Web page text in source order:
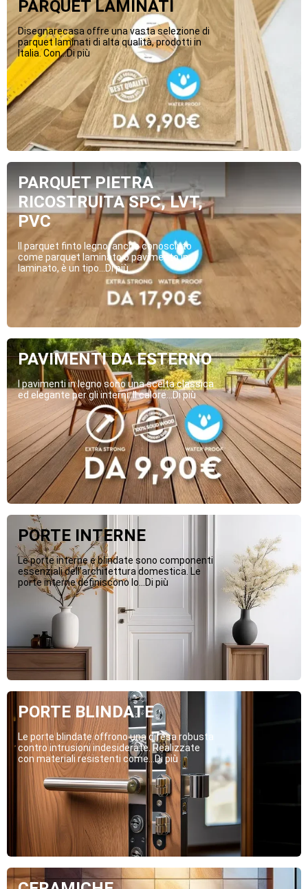
PARQUET LAMINATI
Disegnarecasa offre una vasta selezione di
parquet laminati di alta qualità, prodotti in
Italia. Con...Di più
PARQUET PIETRA
RICOSTRUITA SPC, LVT,
PVC
Il parquet finto legno, anche conosciuto
come parquet laminato o pavimento in
laminato, è un tipo...Di più
PAVIMENTI DA ESTERNO
I pavimenti in legno sono una scelta classica
ed elegante per gli interni. Il calore...Di più
PORTE INTERNE
Le porte interne e blindate sono componenti
essenziali dell’architettura domestica. Le
porte interne definiscono lo...Di più
PORTE BLINDATE
Le porte blindate offrono una difesa robusta
contro intrusioni indesiderate. Realizzate
con materiali resistenti come...Di più